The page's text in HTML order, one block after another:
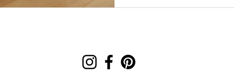
Bäume dazu. Jedes Jahr